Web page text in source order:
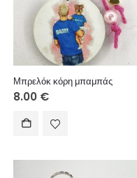
Μπρελόκ κόρη μπαμπάς
8.00 €